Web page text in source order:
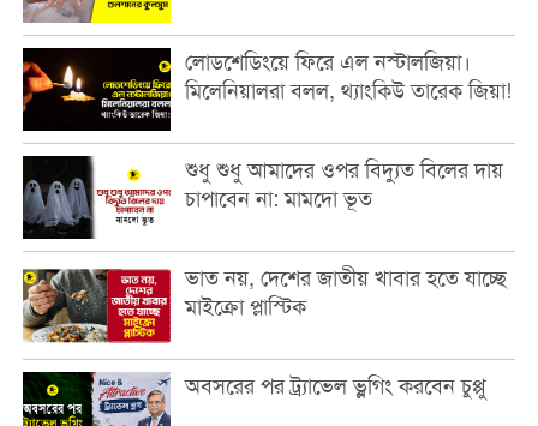
লোডশেডিংয়ে ফিরে এল নস্টালজিয়া।
মিলেনিয়ালরা বলল, থ্যাংকিউ তারেক জিয়া!
শুধু শুধু আমাদের ওপর বিদ্যুত বিলের দায়
চাপাবেন না: মামদো ভূত
ভাত নয়, দেশের জাতীয় খাবার হতে যাচ্ছে
মাইক্রো প্লাস্টিক
অবসরের পর ট্র্যাভেল ভ্লগিং করবেন চুপ্পু